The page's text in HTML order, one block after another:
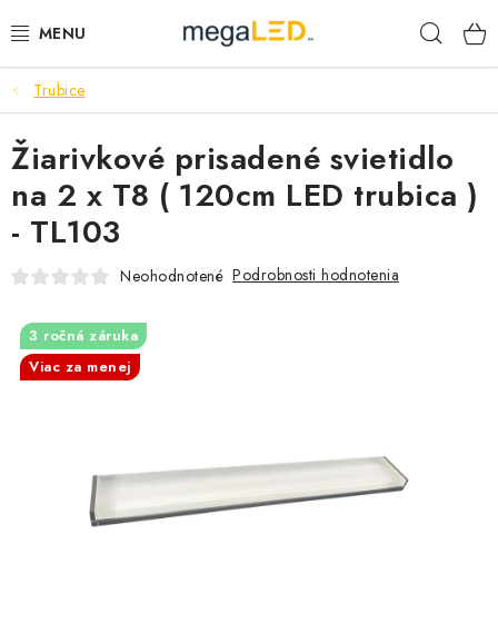
na
PRIEMYSEL
SVIETIDLÁ
ŽIAROVKY A TRUBICE
PRACOVNÉ SVIETIDLÁ
ELEKTROMATERIÁL
VENTILÁTORY
SOLÁRNE SYSTÉMY
Trubice
Žiarivkové prisadené svietidlo
na 2 x T8 ( 120cm LED trubica )
- TL103
Neohodnotené Podrobnosti hodnotenia
3 ročná záruka
Viac za menej